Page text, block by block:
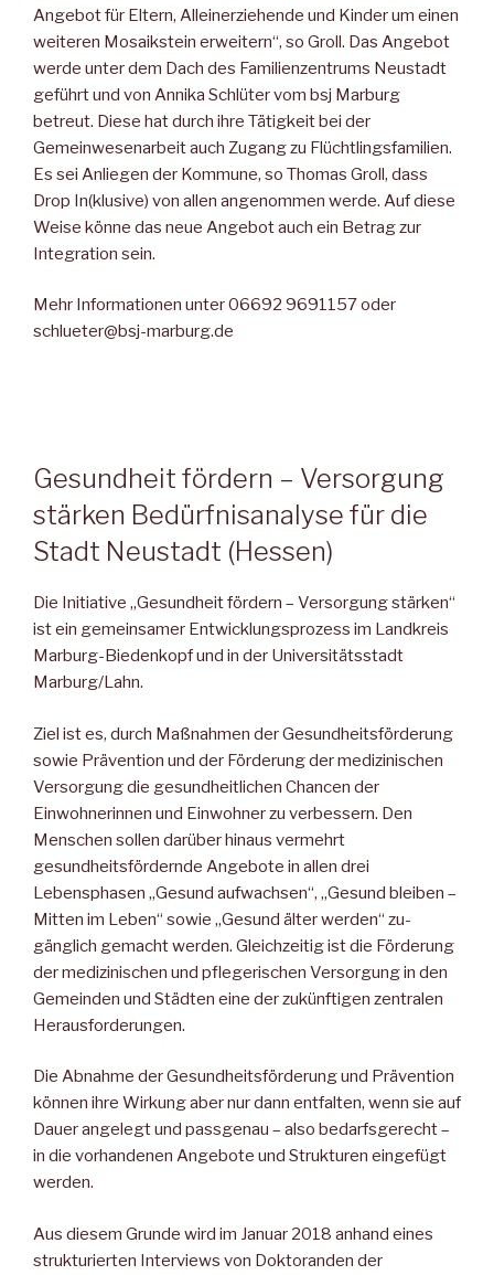
Angebot für Eltern, Alleinerziehende und Kinder um einen
weiteren Mosaikstein erweitern“, so Groll. Das An­gebot
werde unter dem Dach des Familienzentrums Neustadt
geführt und von Annika Schlüter vom bsj Marburg
betreut. Diese hat durch ihre Tätigkeit bei der
Gemeinwesenarbeit auch Zugang zu Flücht­lingsfamilien.
Es sei Anliegen der Kommune, so Thomas Groll, dass
Drop In(klusive) von allen angenommen werde. Auf diese
Weise könne das neue Angebot auch ein Betrag zur
Integration sein.
Mehr Informationen unter 06692 9691157 oder
schlueter@bsj-marburg.de
Gesundheit fördern – Versorgung
stärken Bedürfnisanalyse für die
Stadt Neustadt (Hessen)
Die Initiative „Gesundheit fördern – Versorgung stärken“
ist ein gemeinsamer Entwicklungsprozess im Landkreis
Marburg-Bieden­kopf und in der Universitätsstadt
Marburg/Lahn.
Ziel ist es, durch Maßnahmen der Gesundheitsförderung
sowie Präven­tion und der Förderung der medizinischen
Versorgung die gesundheit­lichen Chancen der
Einwohnerinnen und Einwohner zu verbessern. Den
Menschen sollen darüber hinaus vermehrt
gesundheitsfördern­de Angebote in allen drei
Lebensphasen „Gesund aufwachsen“, „Ge­sund bleiben –
Mitten im Leben“ sowie „Gesund älter werden“ zu­
gänglich gemacht werden. Gleichzeitig ist die Förderung
der medizi­nischen und pflegerischen Versorgung in den
Gemeinden und Städ­ten eine der zukünftigen zentralen
Herausforderungen.
Die Abnahme der Gesundheitsförderung und Prävention
können ihre Wirkung aber nur dann entfalten, wenn sie auf
Dauer angelegt und passgenau – also bedarfsgerecht –
in die vorhandenen Ange­bote und Strukturen eingefügt
werden.
Aus diesem Grunde wird im Januar 2018 anhand eines
strukturier­ten Interviews von Doktoranden der